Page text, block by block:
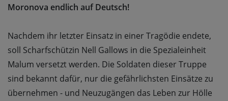
Moronova endlich auf Deutsch!
Nachdem ihr letzter Einsatz in einer Tragödie endete,
soll Scharfschützin Nell Gallows in die Spezialeinheit
Malum versetzt werden. Die Soldaten dieser Truppe
sind bekannt dafür, nur die gefährlichsten Einsätze zu
übernehmen - und Neuzugängen das Leben zur Hölle